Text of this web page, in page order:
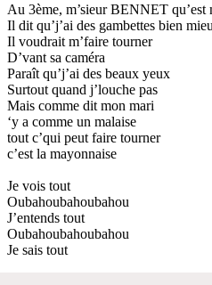
Au 3ème, m’sieur BENNET qu’est
Il dit qu’j’ai des gambettes bien
Il voudrait m’faire tourner
D’vant sa caméra
Paraît qu’j’ai des beaux yeux
Surtout quand j’louche pas
Mais comme dit mon mari
‘y a comme un malaise
tout c’qui peut faire tourner
c’est la mayonnaise
Je vois tout
Oubahoubahoubahou
J’entends tout
Oubahoubahoubahou
Je sais tout